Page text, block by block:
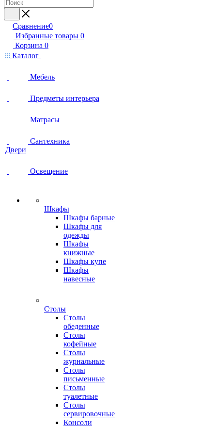
Сравнение0
Избранные товары 0
Корзина 0
Каталог
Мебель
Предметы интерьера
Матрасы
Сантехника
Двери
Освещение
Шкафы
Шкафы барные
Шкафы для
одежды
Шкафы
книжные
Шкафы купе
Шкафы
навесные
Столы
Столы
обеденные
Столы
кофейные
Столы
журнальные
Столы
письменные
Столы
туалетные
Столы
сервировочные
Консоли